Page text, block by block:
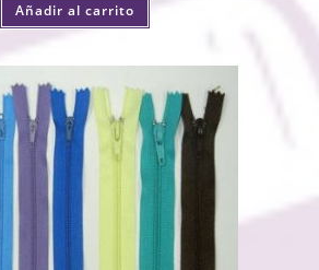
Añadir al carrito